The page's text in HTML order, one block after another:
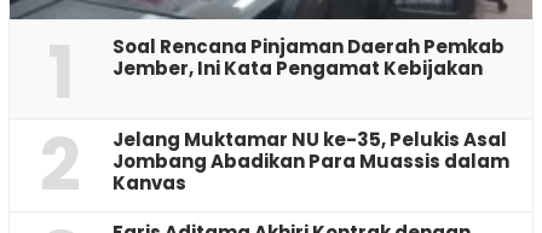
1
‎Soal Rencana Pinjaman Daerah Pemkab
Jember, Ini Kata Pengamat Kebijakan ‎
2
Jelang Muktamar NU ke-35, Pelukis Asal
Jombang Abadikan Para Muassis dalam
Kanvas